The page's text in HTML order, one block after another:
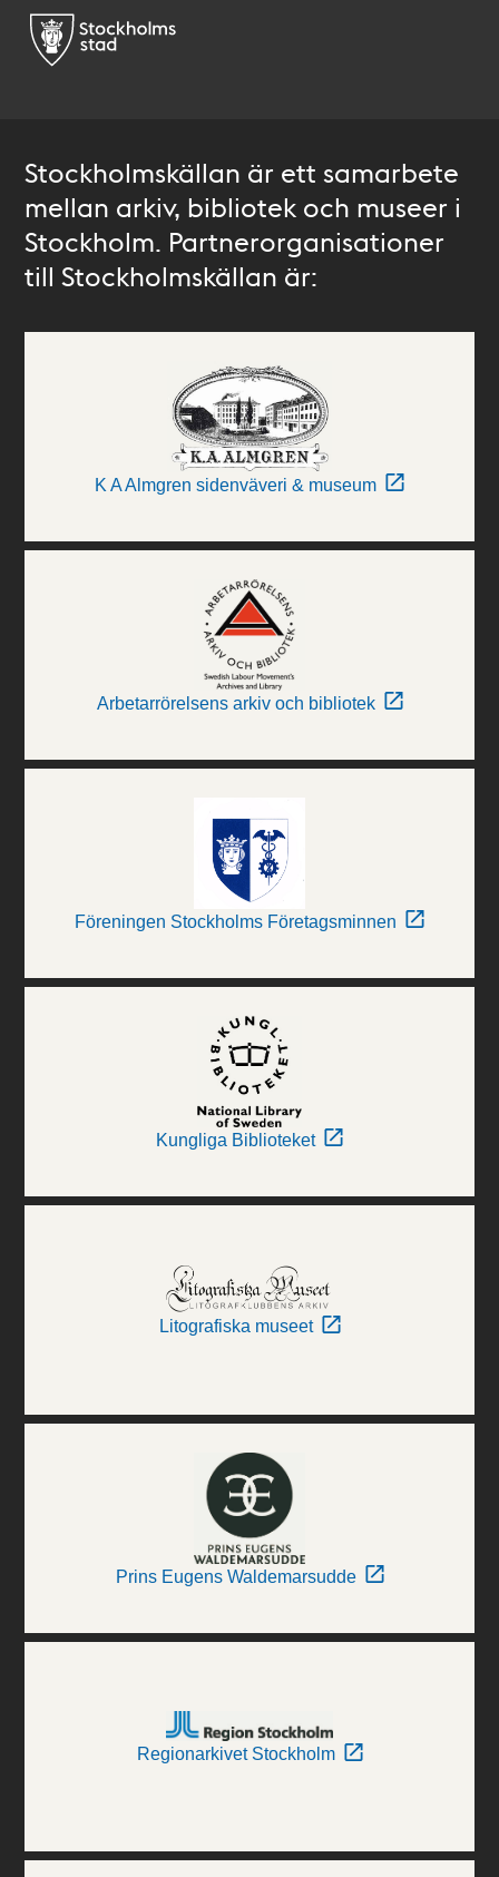
Stockholmskällan är ett samarbete
mellan arkiv, bibliotek och museer i
Stockholm. Partnerorganisationer
till Stockholmskällan är:
K A Almgren sidenväveri & museum
Arbetarrörelsens arkiv och bibliotek
Föreningen Stockholms Företagsminnen
Kungliga Biblioteket
Litografiska museet
Prins Eugens Waldemarsudde
Regionarkivet Stockholm